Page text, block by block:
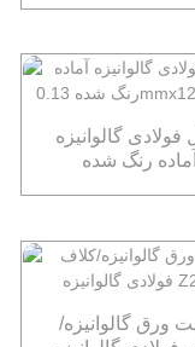
فولادی گالوانیزه
آماده رنگ شده
ورق گالوانیزه/